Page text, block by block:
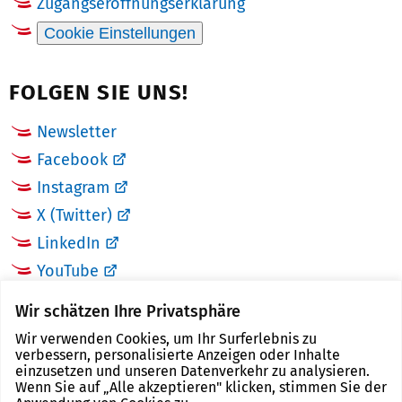
Wir schätzen Ihre Privatsphäre
Wir verwenden Cookies, um Ihr Surferlebnis zu
verbessern, personalisierte Anzeigen oder Inhalte
einzusetzen und unseren Datenverkehr zu analysieren.
Wenn Sie auf „Alle akzeptieren" klicken, stimmen Sie der
Cookie Einstellungen
FOLGEN SIE UNS!
Newsletter
Facebook
Instagram
X (Twitter)
LinkedIn
YouTube
LINKS
Landkreis Zwickau
Tourismusregion Zwickau